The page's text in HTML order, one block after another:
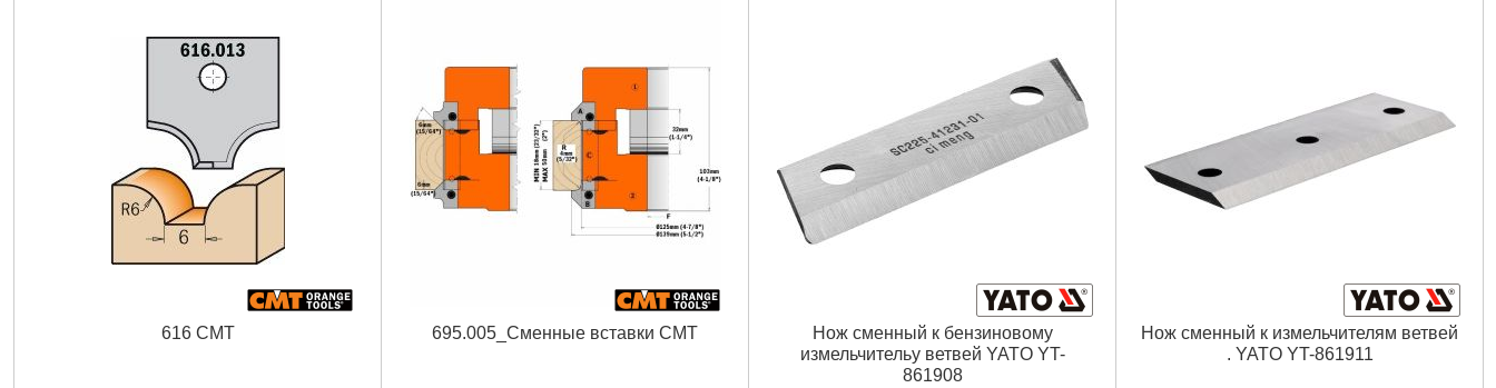
616 CMT 695.005_Сменные вставки CMT
Нож сменный к бензиновому
измельчительу ветвей YATO YT-
861908
Нож сменный к измельчителям ветвей
. YATO YT-861911